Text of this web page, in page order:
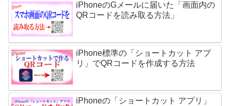
iPhoneのGメールに届いた「画面内の
QRコードを読み取る方法」
iPhone標準の「ショートカット アプ
リ」でQRコードを作成する方法
iPhoneの「ショートカット アプリ」